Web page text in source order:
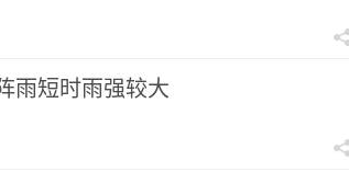
雨短时雨强较大